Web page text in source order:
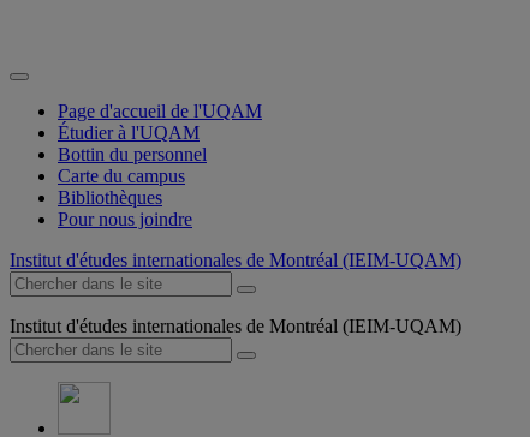
Page d'accueil de l'UQAM
Étudier à l'UQAM
Bottin du personnel
Carte du campus
Bibliothèques
Pour nous joindre
Institut d'études internationales de Montréal (IEIM-UQAM)
Institut d'études internationales de Montréal (IEIM-UQAM)